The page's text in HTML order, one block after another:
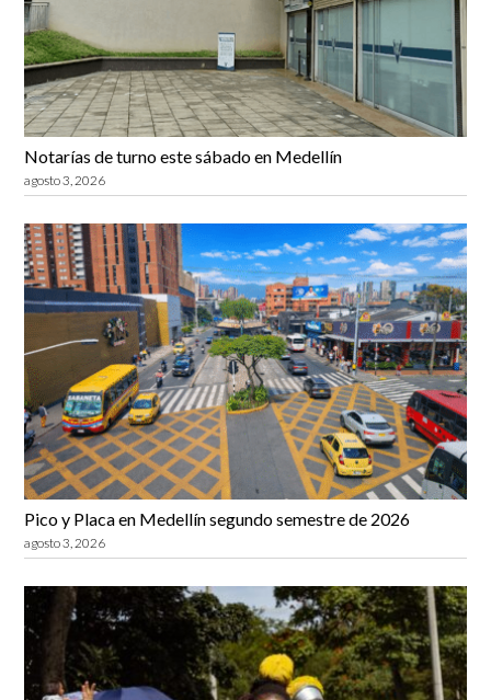
Notarías de turno este sábado en Medellín
agosto 3, 2026
Pico y Placa en Medellín segundo semestre de 2026
agosto 3, 2026